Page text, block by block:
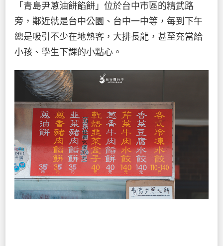
「青島尹蔥油餅餡餅」位於台中市區的精武路
旁，鄰近就是台中公園、台中一中等，每到下午
總是吸引不少在地熟客，大排長龍，甚至充當給
小孩、學生下課的小點心。